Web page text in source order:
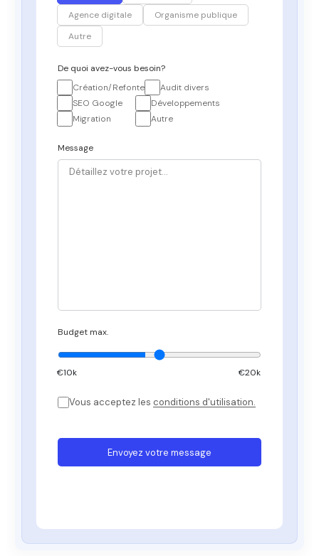
Agence digitale
Organisme publique
Autre
De quoi avez-vous besoin?
Création/Refonte
Audit divers
SEO Google
Développements
Migration
Autre
Message
Budget max.
€10k €20k
Vous acceptez les conditions d'utilisation.
Envoyez votre message